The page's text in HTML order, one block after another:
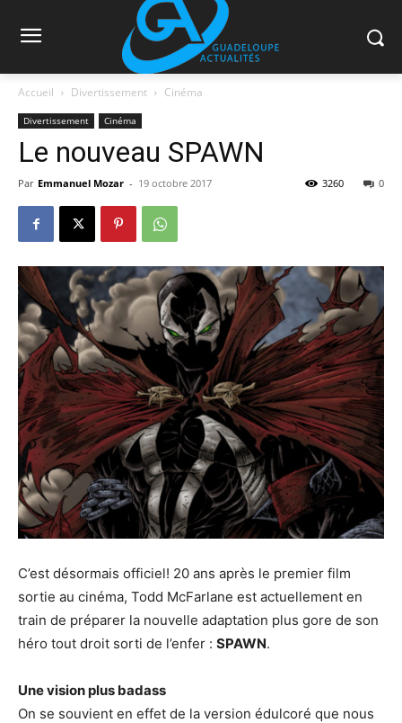
Accueil Divertissement Cinéma
Divertissement Cinéma
Le nouveau SPAWN
Par Emmanuel Mozar - 19 octobre 2017 0
3260
C’est désormais officiel! 20 ans après le premier film
sortie au cinéma, Todd McFarlane est actuellement en
train de préparer la nouvelle adaptation plus gore de son
héro tout droit sorti de l’enfer : SPAWN.
Une vision plus badass
On se souvient en effet de la version édulcoré que nous